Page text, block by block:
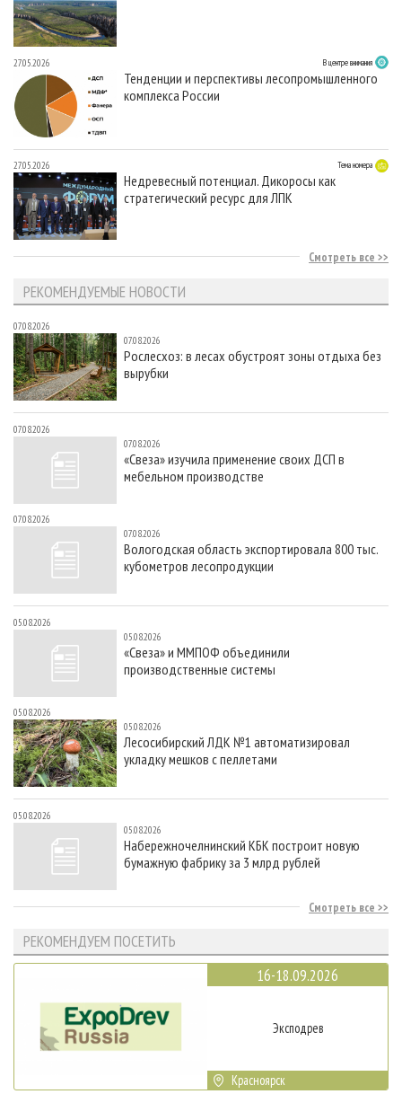
27.05.2026 В центре внимания
Тенденции и перспективы лесопромышленного
комплекса России
27.05.2026 Тема номера
Недревесный потенциал. Дикоросы как
стратегический ресурс для ЛПК
Смотреть все
РЕКОМЕНДУЕМЫЕ НОВОСТИ
07.08.2026
07.08.2026
Рослесхоз: в лесах обустроят зоны отдыха без
вырубки
07.08.2026
07.08.2026
«Свеза» изучила применение своих ДСП в
мебельном производстве
07.08.2026
07.08.2026
Вологодская область экспортировала 800 тыс.
кубометров лесопродукции
05.08.2026
05.08.2026
«Свеза» и ММПОФ объединили
производственные системы
05.08.2026
05.08.2026
Лесосибирский ЛДК №1 автоматизировал
укладку мешков с пеллетами
05.08.2026
05.08.2026
Набережночелнинский КБК построит новую
бумажную фабрику за 3 млрд рублей
Смотреть все
РЕКОМЕНДУЕМ ПОСЕТИТЬ
16-18.09.2026
Эксподрев
Красноярск